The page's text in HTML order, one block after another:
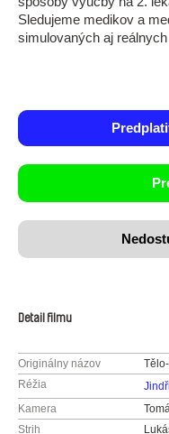
Sledujeme medikov a
simulovaných aj
Detail filmu
Originálny názov
Réžia
Kamera
Strih